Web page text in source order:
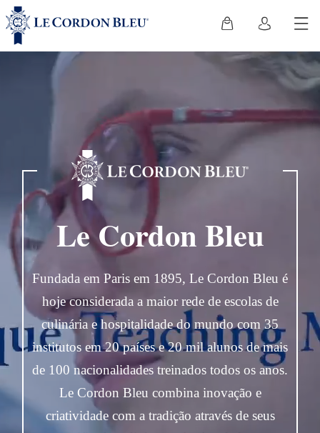
Le Cordon Bleu
Fundada em Paris em 1895, Le Cordon Bleu é
hoje considerada a maior rede de escolas de
culinária e hospitalidade do mundo com 35
institutos em 20 países e 20 mil alunos de mais
de 100 nacionalidades treinados todos os anos.
Le Cordon Bleu combina inovação e
criatividade com a tradição através de seus